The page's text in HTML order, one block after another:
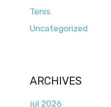
Tenis
Uncategorized
ARCHIVES
jul 2026